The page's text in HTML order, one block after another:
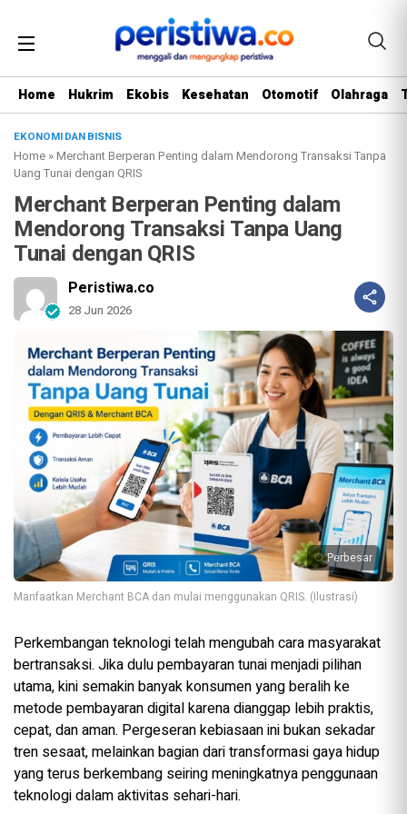
Home Hukrim Ekobis Kesehatan Otomotif Olahraga
EKONOMI DAN BISNIS
Home »Merchant Berperan Penting dalam Mendorong Transaksi Tanpa
Uang Tunai dengan QRIS
Merchant Berperan Penting dalam
Mendorong Transaksi Tanpa Uang
Tunai dengan QRIS
Peristiwa.co
28 Jun 2026
Perbesar
Manfaatkan Merchant BCA dan mulai menggunakan QRIS. (Ilustrasi)
Perkembangan teknologi telah mengubah cara masyarakat
bertransaksi. Jika dulu pembayaran tunai menjadi pilihan
utama, kini semakin banyak konsumen yang beralih ke
metode pembayaran digital karena dianggap lebih praktis,
cepat, dan aman. Pergeseran kebiasaan ini bukan sekadar
tren sesaat, melainkan bagian dari transformasi gaya hidup
yang terus berkembang seiring meningkatnya penggunaan
teknologi dalam aktivitas sehari-hari.